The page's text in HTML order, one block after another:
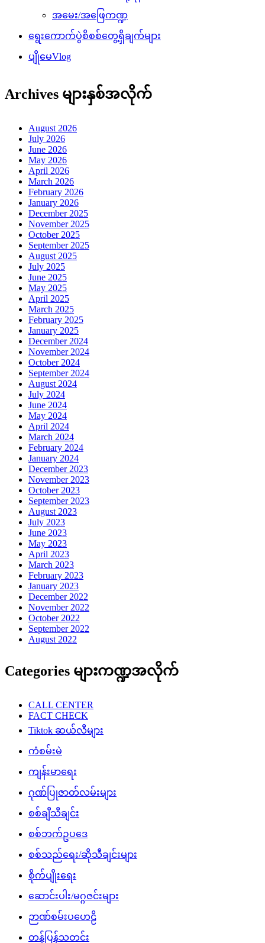
အမေး/အဖြေကဏ္ဍ
ရွေးကောက်ပွဲစိစစ်တွေ့ရှိချက်များ
ပျိုမေVlog
Archives များနှစ်အလိုက်
August 2026
July 2026
June 2026
May 2026
April 2026
March 2026
February 2026
January 2026
December 2025
November 2025
October 2025
September 2025
August 2025
July 2025
June 2025
May 2025
April 2025
March 2025
February 2025
January 2025
December 2024
November 2024
October 2024
September 2024
August 2024
July 2024
June 2024
May 2024
April 2024
March 2024
February 2024
January 2024
December 2023
November 2023
October 2023
September 2023
August 2023
July 2023
June 2023
May 2023
April 2023
March 2023
February 2023
January 2023
December 2022
November 2022
October 2022
September 2022
August 2022
Categories များကဏ္ဍအလိုက်
CALL CENTER
FACT CHECK
Tiktok ဆယ်လီများ
ကံစမ်းမဲ
ကျန်းမာရေး
ဂုဏ်ပြုဇာတ်လမ်းများ
စစ်ချီသီချင်း
စစ်ဘက်ဥပဒေ
စစ်သည်ရေး/ဆိုသီချင်းများ
စိုက်ပျိုးရေး
ဆောင်းပါး/မဂ္ဂဇင်းများ
ဉာဏ်စမ်းပဟေဠိ
တန်ပြန်သတင်း